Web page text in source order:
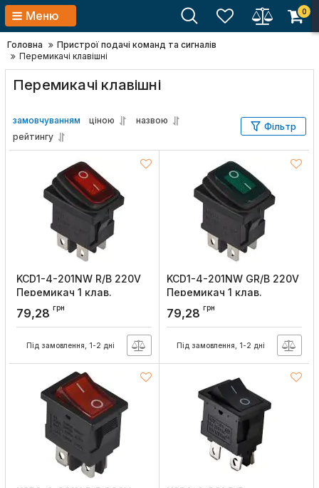
Меню 0
Головна
Пристрої подачі команд та сигналів
Перемикачі клавішні
Перемикачі клавішні
замовчуванням ціною
назвою
рейтингу
Фільтр
KCD1-4-201NW R/B 220V
Перемикач 1 клав.
вологозах. червоний з
підсвічуванням, АСКО-
Артикул:A0140040064
79,28 грн
Під замовлення, 1-2 дні
KCD1-4-201NW GR/B 220V
Перемикач 1 клав.
вологозах. зелений з
підсвічуванням, АСКО-
Артикул:A0140040066
79,28 грн
Під замовлення, 1-2 дні